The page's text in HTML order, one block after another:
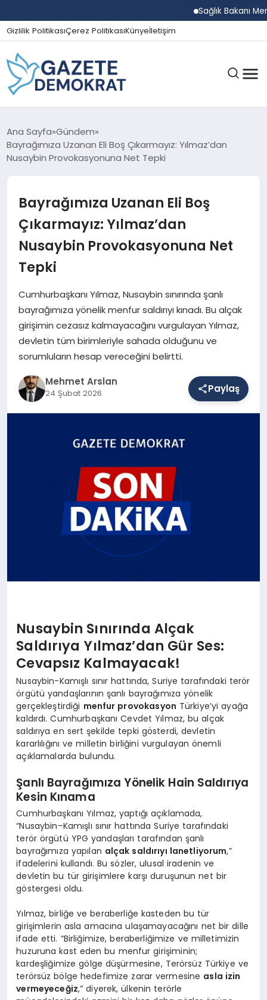
Sağlık Bakanı
Gizlilik PolitikasıÇerez PolitikasıKünyeİletişim
GÜNDEM
EKONOMI
SPOR
MAGAZIN
SAĞLIK
DÜNYA
Ana Sayfa Gündem
Bayrağımıza Uzanan Eli Boş Çıkarmayız: Yılmaz’dan
Nusaybin Provokasyonuna Net Tepki
Bayrağımıza Uzanan Eli Boş
Çıkarmayız: Yılmaz’dan
Nusaybin Provokasyonuna Net
Tepki
Cumhurbaşkanı Yılmaz, Nusaybin sınırında şanlı
bayrağımıza yönelik menfur saldırıyı kınadı. Bu alçak
girişimin cezasız kalmayacağını vurgulayan Yılmaz,
devletin tüm birimleriyle sahada olduğunu ve
sorumluların hesap vereceğini belirtti.
Mehmet Arslan
24 Şubat 2026 Paylaş
Nusaybin Sınırında Alçak
Saldırıya Yılmaz’dan Gür Ses:
Cevapsız Kalmayacak!
Nusaybin-Kamışlı sınır hattında, Suriye tarafındaki terör
örgütü yandaşlarının şanlı bayrağımıza yönelik
gerçekleştirdiği menfur provokasyon Türkiye’yi ayağa
kaldırdı. Cumhurbaşkanı Cevdet Yılmaz, bu alçak
saldırıya en sert şekilde tepki gösterdi, devletin
kararlılığını ve milletin birliğini vurgulayan önemli
açıklamalarda bulundu.
Şanlı Bayrağımıza Yönelik Hain Saldırıya
Kesin Kınama
Cumhurbaşkanı Yılmaz, yaptığı açıklamada,
“Nusaybin–Kamışlı sınır hattında Suriye tarafındaki
terör örgütü YPG yandaşları tarafından şanlı
bayrağımıza yapılan alçak saldırıyı lanetliyorum,”
ifadelerini kullandı. Bu sözler, ulusal iradenin ve
devletin bu tür girişimlere karşı duruşunun net bir
göstergesi oldu.
Yılmaz, birliğe ve beraberliğe kasteden bu tür
girişimlerin asla amacına ulaşamayacağını net bir dille
ifade etti. “Birliğimize, beraberliğimize ve milletimizin
huzuruna kast eden bu menfur girişiminin;
kardeşliğimize gölge düşürmesine, Terörsüz Türkiye ve
terörsüz bölge hedefimize zarar vermesine asla izin
vermeyeceğiz,” diyerek, ülkenin terörle